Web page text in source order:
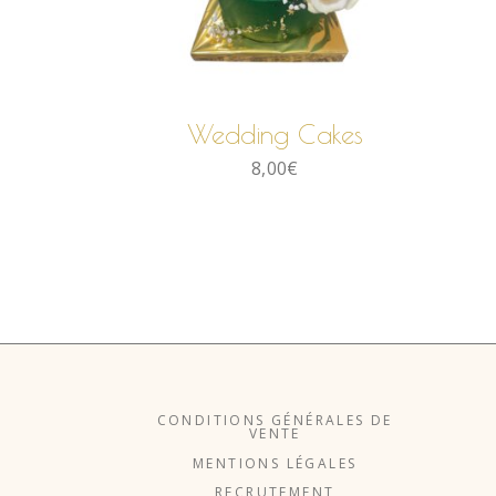
LIRE LA SUITE
Wedding Cakes
8,00€
CONDITIONS GÉNÉRALES DE
VENTE
MENTIONS LÉGALES
RECRUTEMENT